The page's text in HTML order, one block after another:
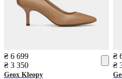
₴ 6 699
₴ 3 350
Geox Kleopy
₴
₴